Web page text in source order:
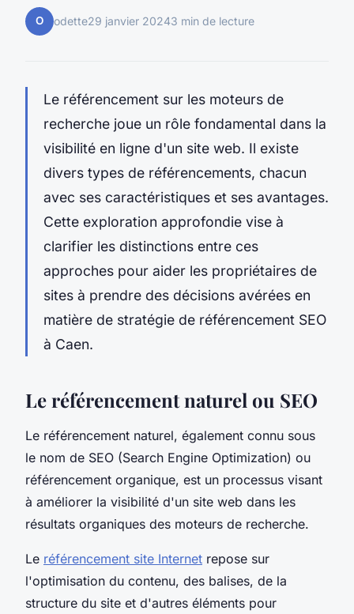
O odette29 janvier 20243 min de lecture
Le référencement sur les moteurs de
recherche joue un rôle fondamental dans la
visibilité en ligne d'un site web. Il existe
divers types de référencements, chacun
avec ses caractéristiques et ses avantages.
Cette exploration approfondie vise à
clarifier les distinctions entre ces
approches pour aider les propriétaires de
sites à prendre des décisions avérées en
matière de stratégie de référencement SEO
à Caen.
Le référencement naturel ou SEO
Le référencement naturel, également connu sous
le nom de SEO (Search Engine Optimization) ou
référencement organique, est un processus visant
à améliorer la visibilité d'un site web dans les
résultats organiques des moteurs de recherche.
Le référencement site Internet repose sur
l'optimisation du contenu, des balises, de la
structure du site et d'autres éléments pour